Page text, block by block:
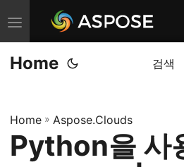
내
비
게
전
환
Home 검색
Home » Aspose.Clouds
Python을 사